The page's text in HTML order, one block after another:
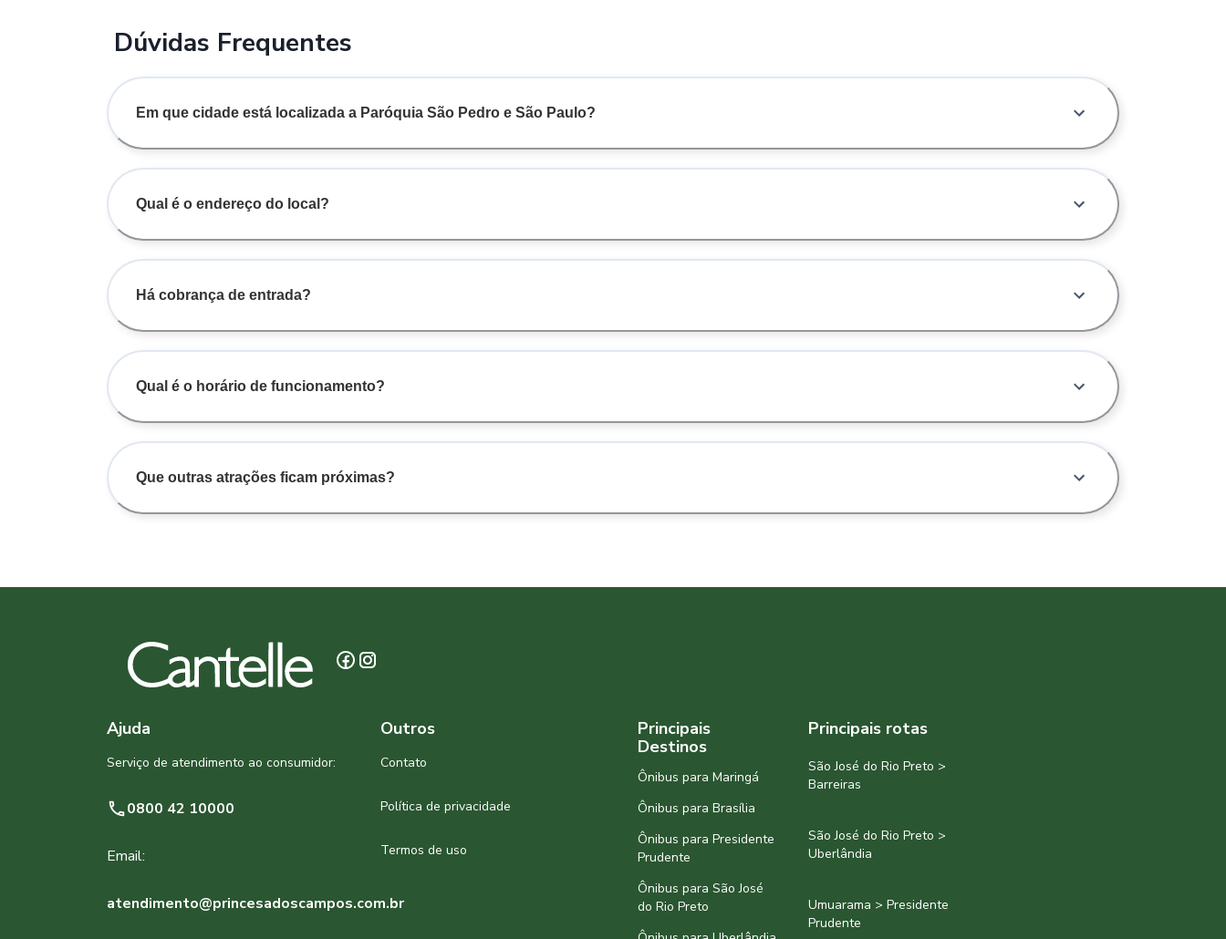
Dúvidas Frequentes
Em que cidade está localizada a Paróquia São Pedro e São Paulo?
Qual é o endereço do local?
Há cobrança de entrada?
Qual é o horário de funcionamento?
Que outras atrações ficam próximas?
Ajuda
Serviço de atendimento ao consumidor:
0800 42 10000
Email:
atendimento@princesadoscampos.com.br
Outros
Contato
Política de privacidade
Termos de uso
Principais
Destinos
Ônibus para Maringá
Ônibus para Brasília
Ônibus para Presidente
Prudente
Ônibus para São José
do Rio Preto
Principais rotas
São José do Rio Preto >
Barreiras
São José do Rio Preto >
Uberlândia
Umuarama > Presidente
Prudente